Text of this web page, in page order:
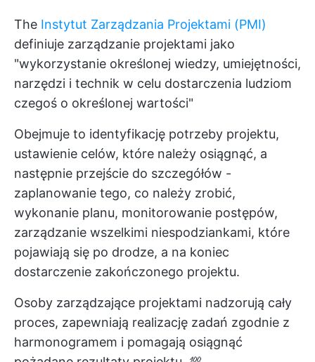
The Instytut Zarządzania Projektami (PMI)
definiuje zarządzanie projektami jako
"wykorzystanie określonej wiedzy, umiejętności,
narzędzi i technik w celu dostarczenia ludziom
czegoś o określonej wartości"
Obejmuje to identyfikację potrzeby projektu,
ustawienie celów, które należy osiągnąć, a
następnie przejście do szczegółów -
zaplanowanie tego, co należy zrobić,
wykonanie planu, monitorowanie postępów,
zarządzanie wszelkimi niespodziankami, które
pojawiają się po drodze, a na koniec
dostarczenie zakończonego projektu.
Osoby zarządzające projektami nadzorują cały
proces, zapewniają realizację zadań zgodnie z
harmonogramem i pomagają osiągnąć